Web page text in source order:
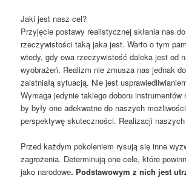
Jaki jest nasz cel?
Przyjęcie postawy realistycznej skłania nas
rzeczywistości taką jaka jest. Warto o tym
wtedy, gdy owa rzeczywistość daleka jest od
wyobrażeń. Realizm nie zmusza nas jednak
zaistniałą sytuacją. Nie jest
Wymaga jedynie takiego doboru instrumentów
by były one adekwatne do naszych
perspektywę skuteczności. Realizacji naszych
Przed każdym pokoleniem rysują się inne
zagrożenia. Determinują one cele, które
jako narodowe. Podstawowym z nich jest